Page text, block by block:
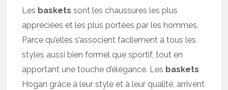
Les baskets sont les chaussures les plus
appréciées et les plus portées par les hommes.
Parce qu’elles s’associent facilement à tous les
styles aussi bien formel que sportif, tout en
apportant une touche d’élégance. Les baskets
Hogan grâce à leur style et à leur qualité, arrivent